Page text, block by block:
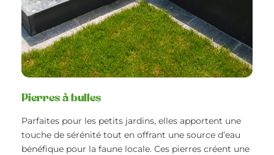
Pierres à bulles
Parfaites pour les petits jardins, elles apportent une
touche de sérénité tout en offrant une source d’eau
bénéfique pour la faune locale. Ces pierres créent une